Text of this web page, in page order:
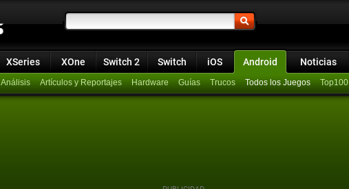
XSeries XOne Switch 2 Switch iOS Android Noticias
Análisis Artículos y Reportajes Hardware Guías Trucos Todos los Juegos Top100